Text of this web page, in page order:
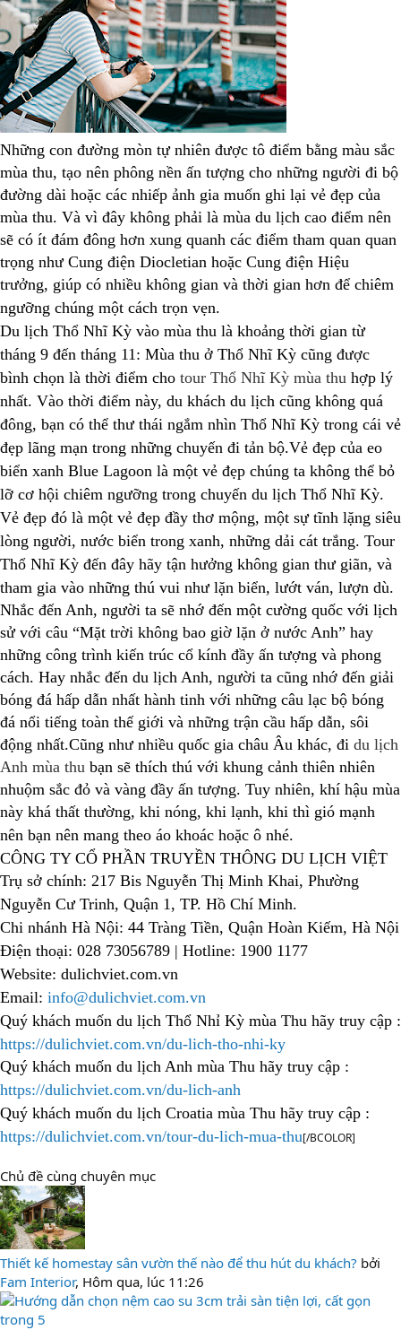
Những con đường mòn tự nhiên được tô điểm bằng màu sắc
mùa thu, tạo nên phông nền ấn tượng cho những người đi bộ
đường dài hoặc các nhiếp ảnh gia muốn ghi lại vẻ đẹp của
mùa thu. Và vì đây không phải là mùa du lịch cao điểm nên
sẽ có ít đám đông hơn xung quanh các điểm tham quan quan
trọng như Cung điện Diocletian hoặc Cung điện Hiệu
trưởng, giúp có nhiều không gian và thời gian hơn để chiêm
ngưỡng chúng một cách trọn vẹn.
Du lịch Thổ Nhĩ Kỳ vào mùa thu là khoảng thời gian từ
tháng 9 đến tháng 11: Mùa thu ở Thổ Nhĩ Kỳ cũng được
bình chọn là thời điểm cho tour Thổ Nhĩ Kỳ mùa thu hợp lý
nhất. Vào thời điểm này, du khách du lịch cũng không quá
đông, bạn có thể thư thái ngắm nhìn Thổ Nhĩ Kỳ trong cái vẻ
đẹp lãng mạn trong những chuyến đi tản bộ.Vẻ đẹp của eo
biển xanh Blue Lagoon là một vẻ đẹp chúng ta không thể bỏ
lỡ cơ hội chiêm ngưỡng trong chuyến du lịch Thổ Nhĩ Kỳ.
Vẻ đẹp đó là một vẻ đẹp đầy thơ mộng, một sự tĩnh lặng siêu
lòng người, nước biển trong xanh, những dải cát trắng. Tour
Thổ Nhĩ Kỳ đến đây hãy tận hưởng không gian thư giãn, và
tham gia vào những thú vui như lặn biển, lướt ván, lượn dù.
Nhắc đến Anh, người ta sẽ nhớ đến một cường quốc với lịch
sử với câu “Mặt trời không bao giờ lặn ở nước Anh” hay
những công trình kiến trúc cổ kính đầy ấn tượng và phong
cách. Hay nhắc đến du lịch Anh, người ta cũng nhớ đến giải
bóng đá hấp dẫn nhất hành tinh với những câu lạc bộ bóng
đá nổi tiếng toàn thế giới và những trận cầu hấp dẫn, sôi
động nhất.Cũng như nhiều quốc gia châu Âu khác, đi du lịch
Anh mùa thu bạn sẽ thích thú với khung cảnh thiên nhiên
nhuộm sắc đỏ và vàng đầy ấn tượng. Tuy nhiên, khí hậu mùa
này khá thất thường, khi nóng, khi lạnh, khi thì gió mạnh
nên bạn nên mang theo áo khoác hoặc ô nhé.
CÔNG TY CỔ PHẦN TRUYỀN THÔNG DU LỊCH VIỆT
Trụ sở chính: 217 Bis Nguyễn Thị Minh Khai, Phường
Nguyễn Cư Trinh, Quận 1, TP. Hồ Chí Minh.
Chi nhánh Hà Nội: 44 Tràng Tiền, Quận Hoàn Kiếm, Hà Nội
Điện thoại: 028 73056789 | Hotline: 1900 1177
Website: dulichviet.com.vn
Email: info@dulichviet.com.vn
Quý khách muốn du lịch Thổ Nhỉ Kỳ mùa Thu hãy truy cập :
https://dulichviet.com.vn/du-lich-tho-nhi-ky
Quý khách muốn du lịch Anh mùa Thu hãy truy cập :
https://dulichviet.com.vn/du-lich-anh
Quý khách muốn du lịch Croatia mùa Thu hãy truy cập :
https://dulichviet.com.vn/tour-du-lich-mua-thu[/BCOLOR]
Chủ đề cùng chuyên mục
Thiết kế homestay sân vườn thế nào để thu hút du khách? bởi
Fam Interior, Hôm qua, lúc 11:26